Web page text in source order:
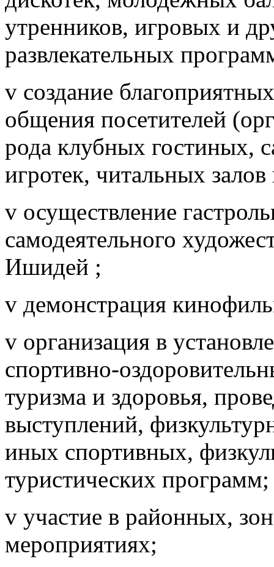
утренников, игровых и
развлекательных
v создание
общения посетителей
рода клубных гостиных,
игротек, читальных
v осуществление
самодеятельного
Ишидей ;
v демонстрация
v организация в
спортивно-
туризма и здоровья,
выступлений,
иных спортивных,
туристических программ;
v участие в районных,
мероприятиях;